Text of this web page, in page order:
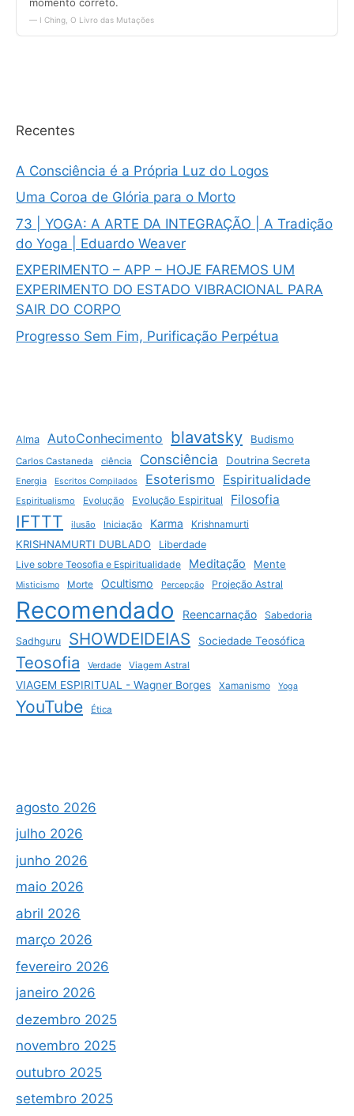
Recentes
A Consciência é a Própria Luz do Logos
Uma Coroa de Glória para o Morto
73 | YOGA: A ARTE DA INTEGRAÇÃO | A Tradição
do Yoga | Eduardo Weaver
EXPERIMENTO – APP – HOJE FAREMOS UM
EXPERIMENTO DO ESTADO VIBRACIONAL PARA
SAIR DO CORPO
Progresso Sem Fim, Purificação Perpétua
Alma AutoConhecimento blavatsky Budismo
Carlos Castaneda ciência Consciência Doutrina Secreta
Energia Escritos Compilados Esoterismo Espiritualidade
Espiritualismo Evolução Evolução Espiritual Filosofia
IFTTT ilusão Iniciação Karma Krishnamurti
KRISHNAMURTI DUBLADO
Liberdade
Live sobre Teosofia e Espiritualidade
Meditação Mente
Misticismo Morte Ocultismo Percepção Projeção Astral
Recomendado Reencarnação Sabedoria
Sadhguru SHOWDEIDEIAS Sociedade Teosófica
Teosofia Verdade Viagem Astral
VIAGEM ESPIRITUAL - Wagner Borges Xamanismo Yoga
YouTube Ética
agosto 2026
julho 2026
junho 2026
maio 2026
abril 2026
março 2026
fevereiro 2026
janeiro 2026
dezembro 2025
novembro 2025
outubro 2025
setembro 2025